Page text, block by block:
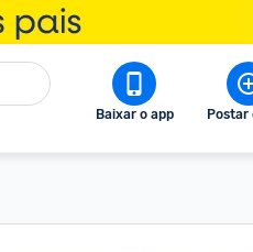
Baixar o app